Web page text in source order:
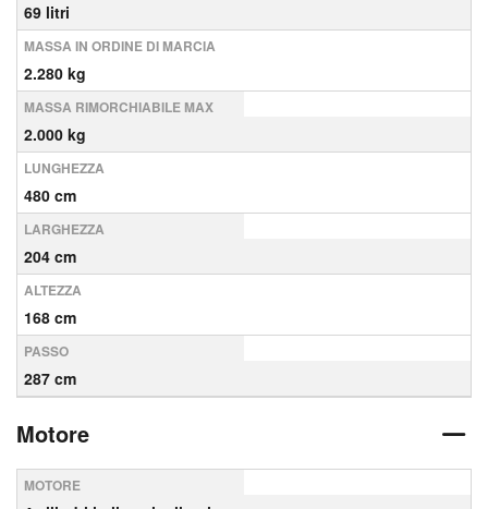
69 litri
MASSA IN ORDINE DI MARCIA
2.280 kg
MASSA RIMORCHIABILE MAX
2.000 kg
LUNGHEZZA
480 cm
LARGHEZZA
204 cm
ALTEZZA
168 cm
PASSO
287 cm
Motore
MOTORE